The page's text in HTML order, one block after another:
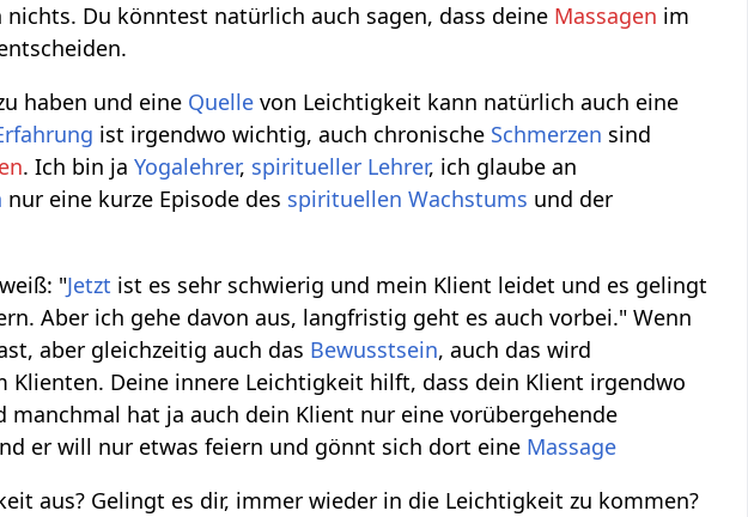
Du könntest natürlich auch sagen, dass deine Massagen im
haben und eine Quelle von Leichtigkeit kann natürlich auch eine
ist irgendwo wichtig, auch chronische Schmerzen sind
. Ich bin jaYogalehrer, spiritueller Lehrer, ich glaube an
nur eine kurze Episode des spirituellen Wachstums und der
"Jetzt ist es sehr schwierig und mein Klient leidet und es gelingt
Aber ich gehe davon aus, langfristig geht es auch vorbei." Wenn
aber gleichzeitig auch das Bewusstsein, auch das wird
Deine innere Leichtigkeit hilft, dass dein Klient irgendwo
manchmal hat ja auch dein Klient nur eine vorübergehende
er will nur etwas feiern und gönnt sich dort eine Massage
aus? Gelingt es dir, immer wieder in die Leichtigkeit zu kommen?